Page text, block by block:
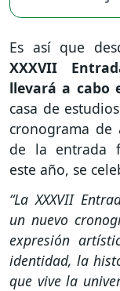
Es así que
XXXVII
llevará a cabo
casa de
cronograma de
de la entrada
este año, se
“La XXXVII
un nuevo
expresión
identidad, la
que vive la